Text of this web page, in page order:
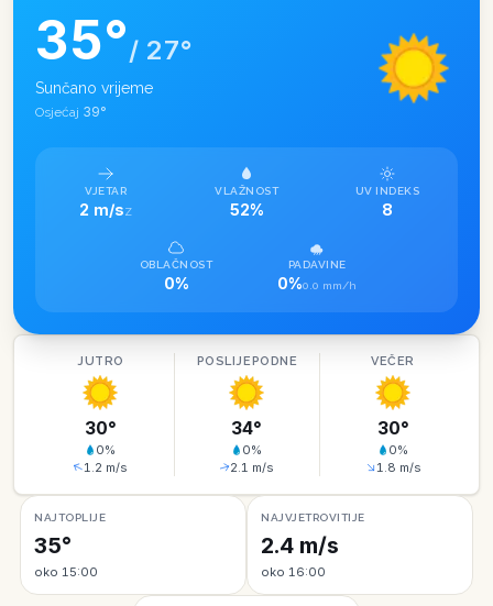
35°/ 27°
Sunčano vrijeme
Osjećaj 39°
VJETAR
2 m/sZ
VLAŽNOST
52%
UV INDEKS
8
OBLAČNOST
0%
PADAVINE
0%0.0 mm/h
JUTRO
30°
0%
1.2 m/s
POSLIJEPODNE
34°
0%
2.1 m/s
VEČER
30°
0%
1.8 m/s
NAJTOPLIJE
35°
oko 15:00
NAJVJETROVITIJE
2.4 m/s
oko 16:00